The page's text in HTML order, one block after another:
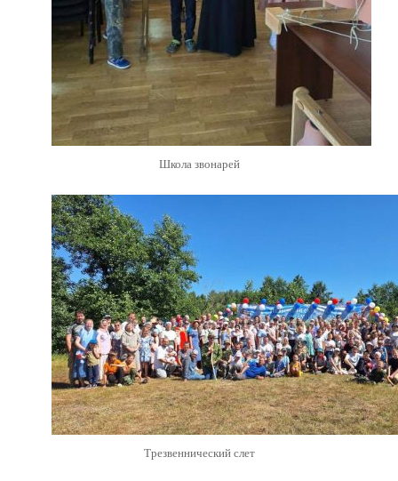
Школа звонарей
Трезвеннический слет